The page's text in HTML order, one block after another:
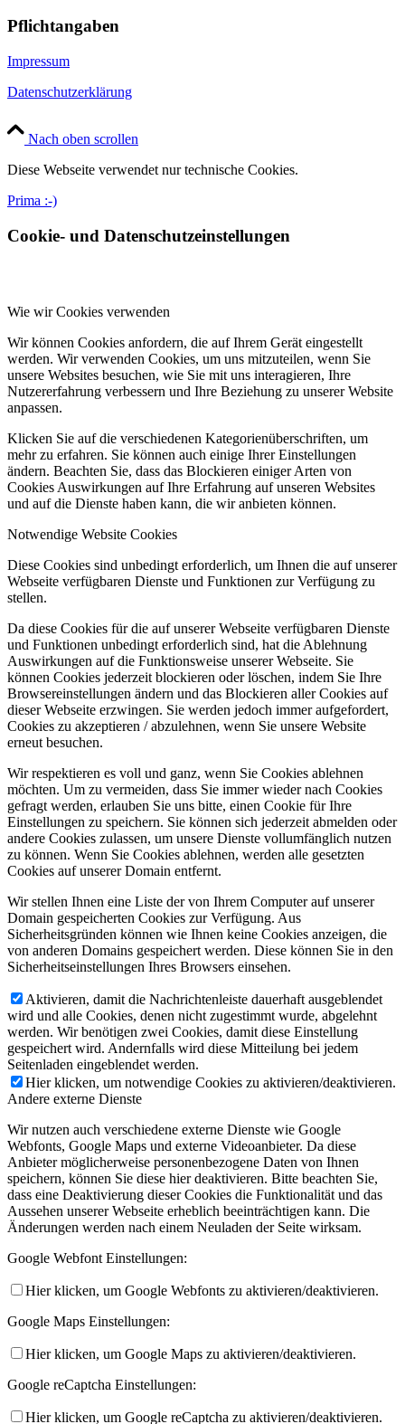
Pflichtangaben
Impressum
Datenschutzerklärung
Nach oben scrollen
Diese Webseite verwendet nur technische Cookies.
Prima :-)
Cookie- und Datenschutzeinstellungen
Wie wir Cookies verwenden
Wir können Cookies anfordern, die auf Ihrem Gerät eingestellt
werden. Wir verwenden Cookies, um uns mitzuteilen, wenn Sie
unsere Websites besuchen, wie Sie mit uns interagieren, Ihre
Nutzererfahrung verbessern und Ihre Beziehung zu unserer Website
anpassen.
Klicken Sie auf die verschiedenen Kategorienüberschriften, um
mehr zu erfahren. Sie können auch einige Ihrer Einstellungen
ändern. Beachten Sie, dass das Blockieren einiger Arten von
Cookies Auswirkungen auf Ihre Erfahrung auf unseren Websites
und auf die Dienste haben kann, die wir anbieten können.
Notwendige Website Cookies
Diese Cookies sind unbedingt erforderlich, um Ihnen die auf unserer
Webseite verfügbaren Dienste und Funktionen zur Verfügung zu
stellen.
Da diese Cookies für die auf unserer Webseite verfügbaren Dienste
und Funktionen unbedingt erforderlich sind, hat die Ablehnung
Auswirkungen auf die Funktionsweise unserer Webseite. Sie
können Cookies jederzeit blockieren oder löschen, indem Sie Ihre
Browsereinstellungen ändern und das Blockieren aller Cookies auf
dieser Webseite erzwingen. Sie werden jedoch immer aufgefordert,
Cookies zu akzeptieren / abzulehnen, wenn Sie unsere Website
erneut besuchen.
Wir respektieren es voll und ganz, wenn Sie Cookies ablehnen
möchten. Um zu vermeiden, dass Sie immer wieder nach Cookies
gefragt werden, erlauben Sie uns bitte, einen Cookie für Ihre
Einstellungen zu speichern. Sie können sich jederzeit abmelden oder
andere Cookies zulassen, um unsere Dienste vollumfänglich nutzen
zu können. Wenn Sie Cookies ablehnen, werden alle gesetzten
Cookies auf unserer Domain entfernt.
Wir stellen Ihnen eine Liste der von Ihrem Computer auf unserer
Domain gespeicherten Cookies zur Verfügung. Aus
Sicherheitsgründen können wie Ihnen keine Cookies anzeigen, die
von anderen Domains gespeichert werden. Diese können Sie in den
Sicherheitseinstellungen Ihres Browsers einsehen.
Aktivieren, damit die Nachrichtenleiste dauerhaft ausgeblendet
wird und alle Cookies, denen nicht zugestimmt wurde, abgelehnt
werden. Wir benötigen zwei Cookies, damit diese Einstellung
gespeichert wird. Andernfalls wird diese Mitteilung bei jedem
Seitenladen eingeblendet werden.
Hier klicken, um notwendige Cookies zu aktivieren/deaktivieren.
Andere externe Dienste
Wir nutzen auch verschiedene externe Dienste wie Google
Webfonts, Google Maps und externe Videoanbieter. Da diese
Anbieter möglicherweise personenbezogene Daten von Ihnen
speichern, können Sie diese hier deaktivieren. Bitte beachten Sie,
dass eine Deaktivierung dieser Cookies die Funktionalität und das
Aussehen unserer Webseite erheblich beeinträchtigen kann. Die
Änderungen werden nach einem Neuladen der Seite wirksam.
Google Webfont Einstellungen:
Hier klicken, um Google Webfonts zu aktivieren/deaktivieren.
Google Maps Einstellungen:
Hier klicken, um Google Maps zu aktivieren/deaktivieren.
Google reCaptcha Einstellungen:
Hier klicken, um Google reCaptcha zu aktivieren/deaktivieren.